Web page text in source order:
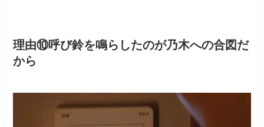
理由⑩呼び鈴を鳴らしたのが乃木への合図だ
から